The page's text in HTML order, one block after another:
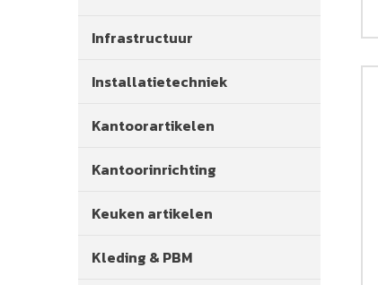
Infrastructuur
Installatietechniek
Kantoorartikelen
Kantoorinrichting
Keuken artikelen
Kleding & PBM